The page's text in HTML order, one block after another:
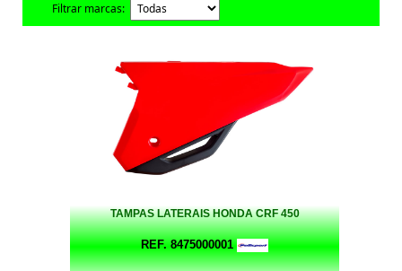
Filtrar marcas:
TAMPAS LATERAIS HONDA CRF 450
REF. 8475000001